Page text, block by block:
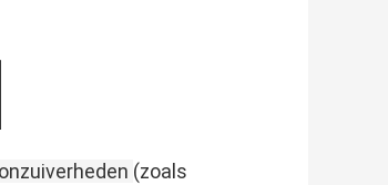
(zoals